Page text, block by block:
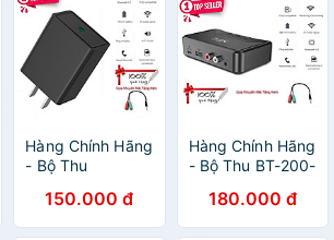
Hàng Chính Hãng
- Bộ Thu
JA Bluetooth 5.0
Phạm Vi Kết Nối
150.000 đ
Hàng Chính Hãng
- Bộ Thu BT-200-
Phạm Vi Kết Nối
15m Hỗ Trợ Đa
180.000 đ